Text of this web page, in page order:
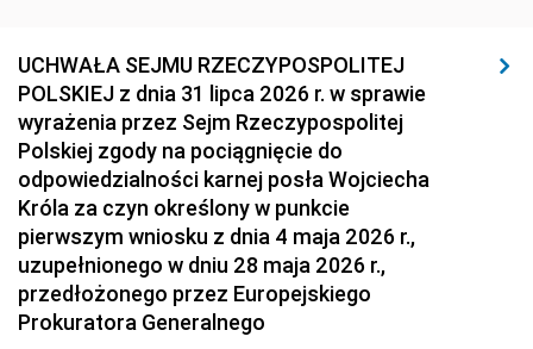
UCHWAŁA SEJMU RZECZYPOSPOLITEJ
POLSKIEJ z dnia 31 lipca 2026 r. w sprawie
wyrażenia przez Sejm Rzeczypospolitej
Polskiej zgody na pociągnięcie do
odpowiedzialności karnej posła Wojciecha
Króla za czyn określony w punkcie
pierwszym wniosku z dnia 4 maja 2026 r.,
uzupełnionego w dniu 28 maja 2026 r.,
przedłożonego przez Europejskiego
Prokuratora Generalnego